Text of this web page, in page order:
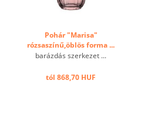
Pohár "Marisa"
rózsaszínű,öblös forma ...
barázdás szerkezet ...
tól 868,70 HUF